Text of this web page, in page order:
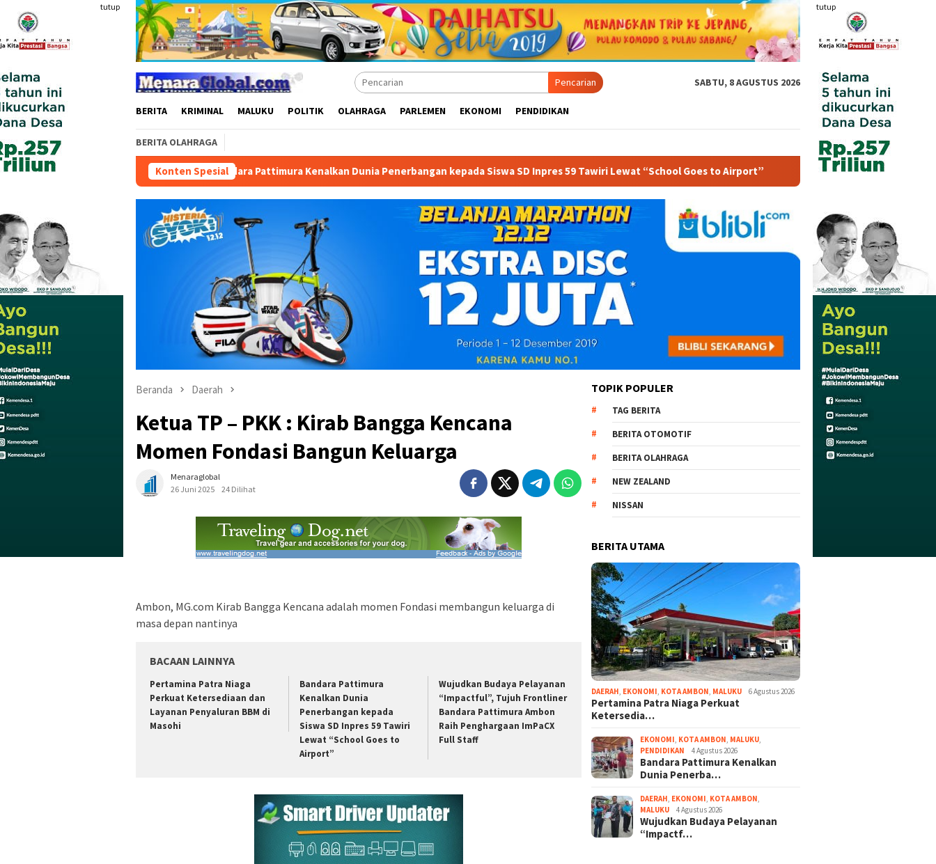
konten
tutup tutup
Pencarian SABTU, 8 AGUSTUS 2026
BERITA KRIMINAL MALUKU POLITIK OLAHRAGA PARLEMEN EKONOMI PENDIDIKAN
BERITA OLAHRAGA
Konten Spesial
di Masohi Bandara Pattimura Kenalkan Dunia Penerbangan kepada Siswa SD Inpres 59 Tawiri Lewat “School Goes to Airport” Wujudkan Budaya Pelayanan “Impactful”,
Beranda Daerah
Ketua TP – PKK : Kirab Bangga Kencana
Momen Fondasi Bangun Keluarga
Menaraglobal
26 Juni 2025
24 Dilihat
Ambon, MG.com Kirab Bangga Kencana adalah momen Fondasi membangun keluarga di
masa depan nantinya
BACAAN LAINNYA
Pertamina Patra Niaga
Perkuat Ketersediaan dan
Layanan Penyaluran BBM di
Masohi
Bandara Pattimura
Kenalkan Dunia
Penerbangan kepada
Siswa SD Inpres 59 Tawiri
Lewat “School Goes to
Airport”
Wujudkan Budaya Pelayanan
“Impactful”, Tujuh Frontliner
Bandara Pattimura Ambon
Raih Penghargaan ImPaCX
Full Staff
TOPIK POPULER
TAG BERITA
BERITA OTOMOTIF
BERITA OLAHRAGA
NEW ZEALAND
NISSAN
BERITA UTAMA
DAERAH, EKONOMI, KOTA AMBON, MALUKU 6 Agustus 2026
Pertamina Patra Niaga Perkuat
Ketersedia…
EKONOMI, KOTA AMBON, MALUKU,
PENDIDIKAN
4 Agustus 2026
Bandara Pattimura Kenalkan
Dunia Penerba…
DAERAH, EKONOMI, KOTA AMBON,
MALUKU
4 Agustus 2026
Wujudkan Budaya Pelayanan
“Impactf…